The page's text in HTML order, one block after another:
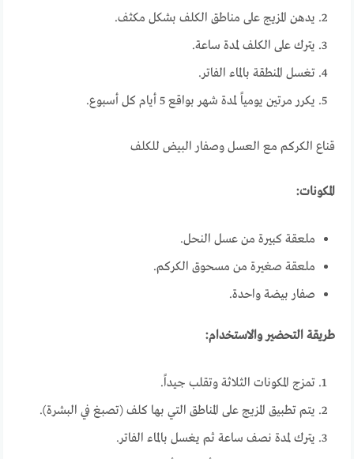
يدهن المزيج على مناطق الكلف بشكل مكثف.
يترك على الكلف لمدة ساعة.
تغسل المنطقة بالماء الفاتر.
يكرر مرتين يومياً لمدة شهر بواقع 5 أيام كل أسبوع.
قناع الكركم مع العسل وصفار البيض للكلف
المكونات:
ملعقة كبيرة من عسل النحل.
ملعقة صغيرة من مسحوق الكركم.
صفار بيضة واحدة.
طريقة التحضير والاستخدام:
تمزج المكونات الثلاثة وتقلب جيداً.
يتم تطبيق المزيج على المناطق التي بها كلف (تصبغ في البشرة).
يترك لمدة نصف ساعة ثم يغسل بالماء الفاتر.